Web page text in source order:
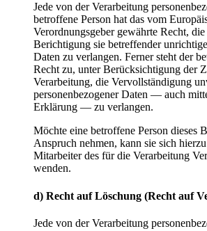
Jede von der Verarbeitung
betroffene Person hat das vom
Verordnungsgeber gewährte Recht,
Berichtigung sie betreffender
Daten zu verlangen. Ferner steht der
Recht zu, unter Berücksichtigung der
Verarbeitung, die Vervollständigung
personenbezogener Daten — auch
Erklärung — zu verlangen.
Möchte eine betroffene Person dieses
Anspruch nehmen, kann sie sich
Mitarbeiter des für die Verarbeitung
wenden.
d) Recht auf Löschung (Recht auf
Jede von der Verarbeitung